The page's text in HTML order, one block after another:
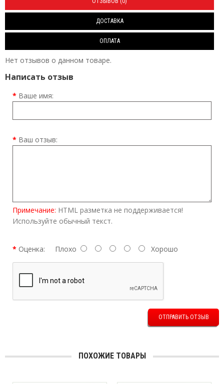
ДОСТАВКА
ОПЛАТА
Нет отзывов о данном товаре.
Написать отзыв
Ваше имя:
Ваш отзыв:
Примечание: HTML разметка не поддерживается!
Используйте обычный текст.
Оценка: Плохо Хорошо
ОТПРАВИТЬ ОТЗЫВ
ПОХОЖИЕ ТОВАРЫ